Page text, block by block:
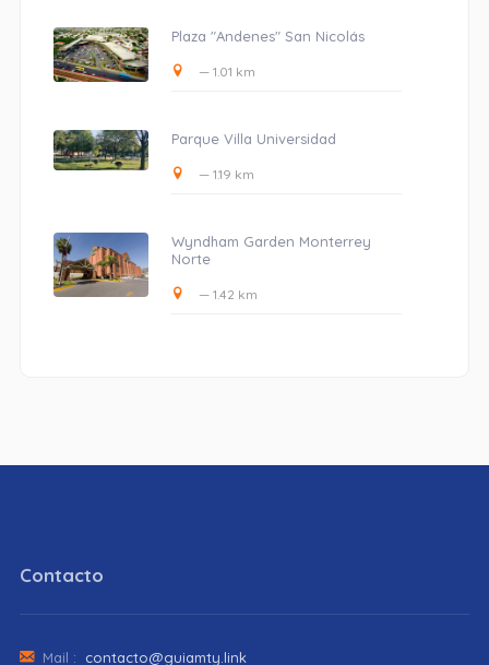
Plaza "Andenes" San Nicolás
— 1.01 km
Parque Villa Universidad
— 1.19 km
Wyndham Garden Monterrey
Norte
— 1.42 km
Contacto
Mail : contacto@guiamty.link